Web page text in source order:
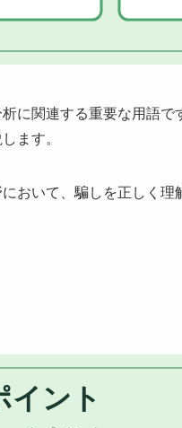
に関連する重要な用語
ます。
おいて、騙しを正しく